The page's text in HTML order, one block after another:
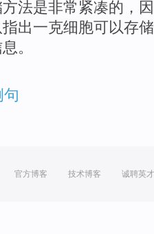
方法是非常 紧凑的 ，
指出一克细胞可以存储
。
官方博客 技术博客 诚聘英才